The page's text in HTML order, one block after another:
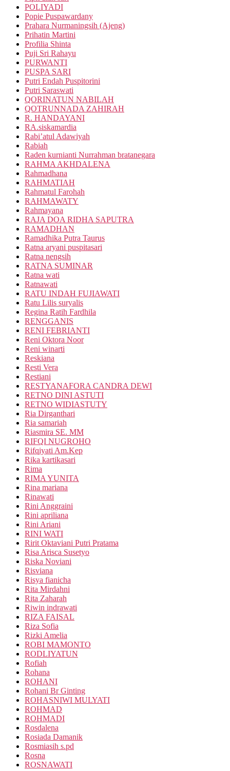
POLIYADI
Popie Puspawardany
Prahara Nurmaningsih (Ajeng)
Prihatin Martini
Profilia Shinta
Puji Sri Rahayu
PURWANTI
PUSPA SARI
Putri Endah Puspitorini
Putri Saraswati
QORINATUN NABILAH
QOTRUNNADA ZAHIRAH
R. HANDAYANI
RA.siskamardia
Rabi’atul Adawiyah
Rabiah
Raden kurnianti Nurrahman bratanegara
RAHMA AKHDALENA
Rahmadhana
RAHMATIAH
Rahmatul Farohah
RAHMAWATY
Rahmayana
RAJA DOA RIDHA SAPUTRA
RAMADHAN
Ramadhika Putra Taurus
Ratna aryani puspitasari
Ratna nengsih
RATNA SUMINAR
Ratna wati
Ratnawati
RATU INDAH FUJIAWATI
Ratu Lilis suryalis
Regina Ratih Fardhila
RENGGANIS
RENI FEBRIANTI
Reni Oktora Noor
Reni winarti
Reskiana
Resti Vera
Restiani
RESTYANAFORA CANDRA DEWI
RETNO DINI ASTUTI
RETNO WIDIASTUTY
Ria Dirganthari
Ria samariah
Riasmira SE. MM
RIFQI NUGROHO
Rifqiyati Am.Kep
Rika kartikasari
Rima
RIMA YUNITA
Rina mariana
Rinawati
Rini Anggraini
Rini apriliana
Rini Ariani
RINI WATI
Ririt Oktaviani Putri Pratama
Risa Arisca Susetyo
Riska Noviani
Risviana
Risya fianicha
Rita Mirdahni
Rita Zaharah
Riwin indrawati
RIZA FAISAL
Riza Sofia
Rizki Amelia
ROBI MAMONTO
RODLIYATUN
Rofiah
Rohana
ROHANI
Rohani Br Ginting
ROHASNIWI MULYATI
ROHMAD
ROHMADI
Rosdalena
Rosiada Damanik
Rosmiasih s.pd
Rosna
ROSNAWATI